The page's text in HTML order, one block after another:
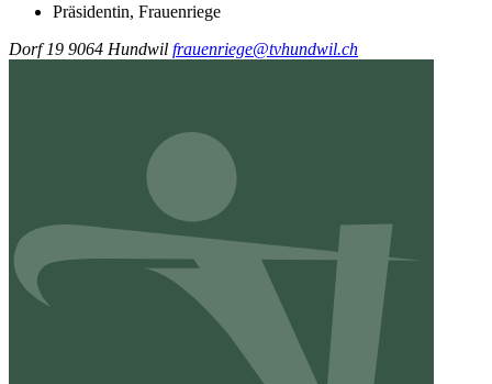
Präsidentin, Frauenriege
Dorf 19 9064 Hundwil frauenriege@tvhundwil.ch